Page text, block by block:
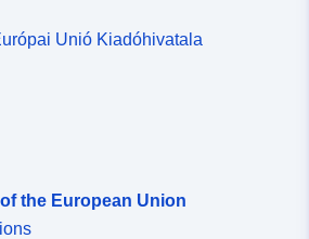
Unió Kiadóhivatala
the European Union